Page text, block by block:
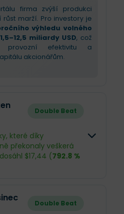
firma zvýší produkci
marží. Pro investory je
výhledu volného
miliardy USD, což
provozní efektivitu a
akcionářům.
Double Beat
které díky
překonaly veškerá
$17,44 (792.8 %
Double Beat